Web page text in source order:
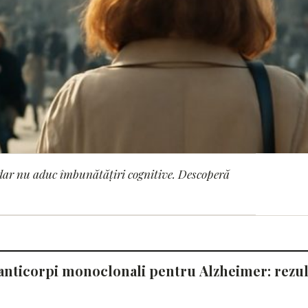
monoclonali
îmbunătățește
nu aduc îmbunătățiri cognitive. Descoperă
monoclonali pentru Alzheimer: